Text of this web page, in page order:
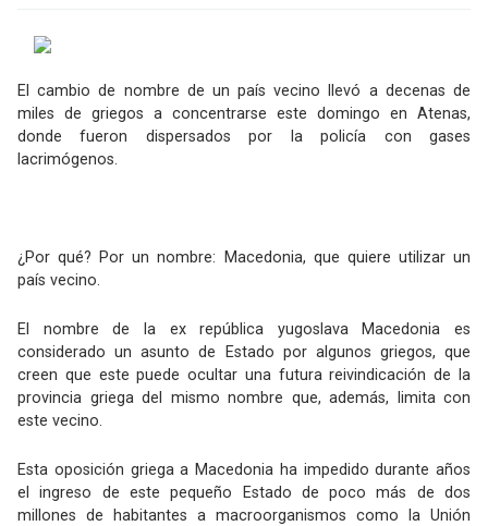
El cambio de nombre de un país vecino llevó a decenas de
miles de griegos a concentrarse este domingo en Atenas,
donde fueron dispersados por la policía con gases
lacrimógenos.
¿Por qué? Por un nombre: Macedonia, que quiere utilizar un
país vecino.
El nombre de la ex república yugoslava Macedonia es
considerado un asunto de Estado por algunos griegos, que
creen que este puede ocultar una futura reivindicación de la
provincia griega del mismo nombre que, además, limita con
este vecino.
Esta oposición griega a Macedonia ha impedido durante años
el ingreso de este pequeño Estado de poco más de dos
millones de habitantes a macroorganismos como la Unión